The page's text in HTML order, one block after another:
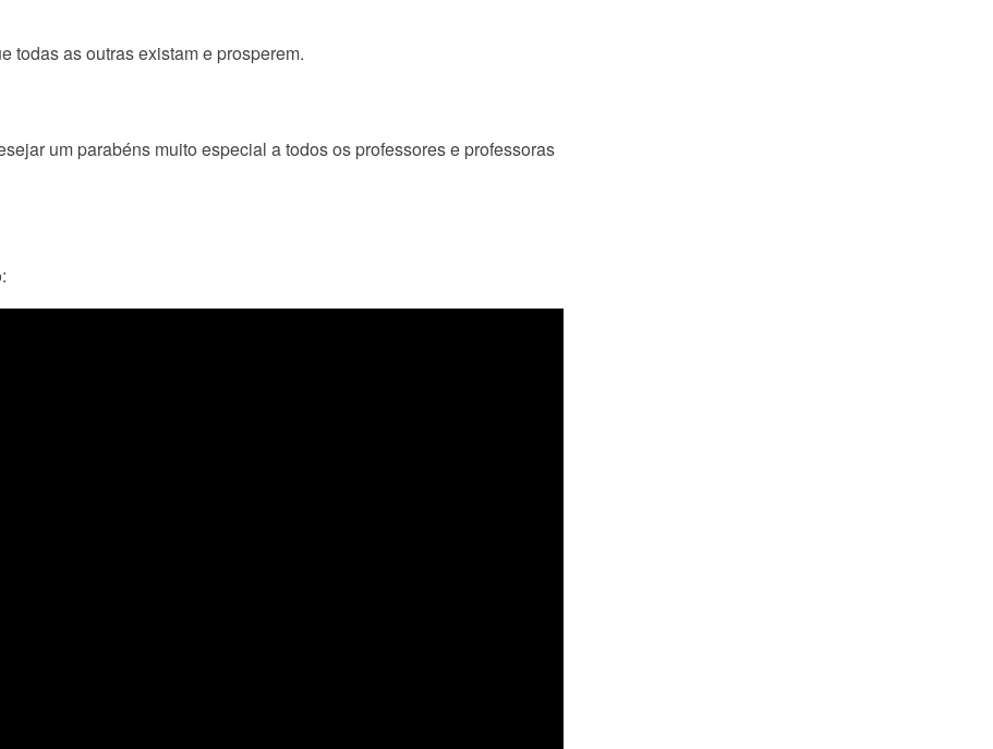
todas as outras existam e prosperem.
um parabéns muito especial a todos os professores e professoras